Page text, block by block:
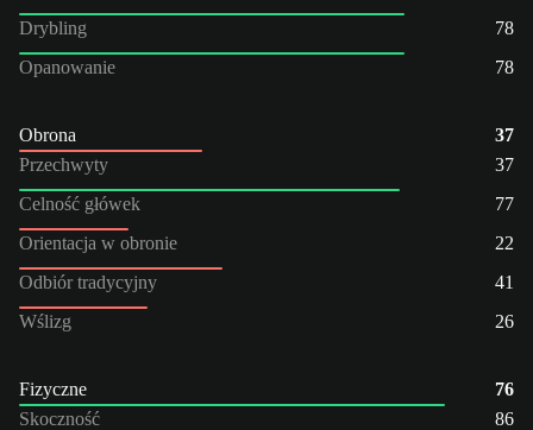
Drybling
78
Opanowanie
78
Obrona
37
Przechwyty
37
Celność główek
77
Orientacja w obronie
22
Odbiór tradycyjny
41
Wślizg
26
Fizyczne
76
Skoczność
86